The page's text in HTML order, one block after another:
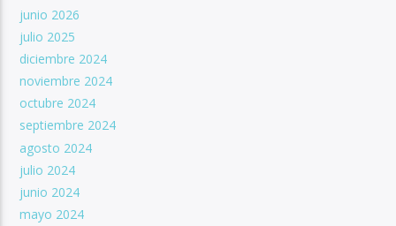
junio 2026
julio 2025
diciembre 2024
noviembre 2024
octubre 2024
septiembre 2024
agosto 2024
julio 2024
junio 2024
mayo 2024